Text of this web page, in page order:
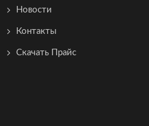
Новости
Контакты
Скачать Прайс